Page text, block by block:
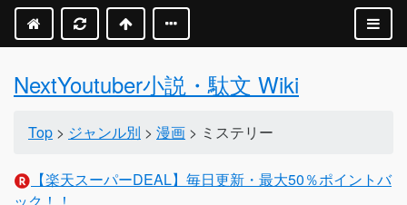
NextYoutuber小説・駄文 Wiki
Top > ジャンル別 > 漫画 > ミステリー
【楽天スーパーDEAL】毎日更新・最大50％ポイントバ